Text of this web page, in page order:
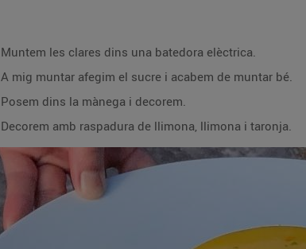
Muntem les clares dins una batedora elèctrica.
A mig muntar afegim el sucre i acabem de muntar bé.
Posem dins la mànega i decorem.
Decorem amb raspadura de llimona, llimona i taronja.